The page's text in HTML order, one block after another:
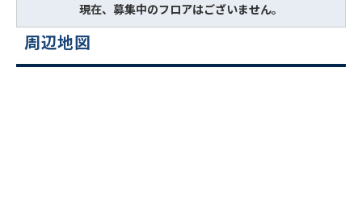
現在、募集中のフロアはございません。
周辺地図